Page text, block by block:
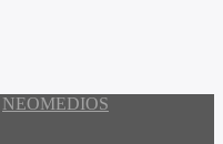
NEOMEDIOS